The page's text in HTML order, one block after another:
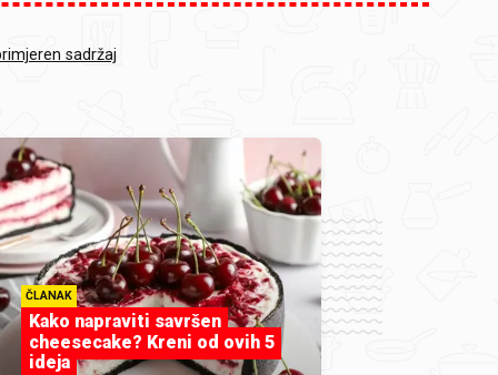
sadržaj
ČLANAK
Kako napraviti savršen
cheesecake? Kreni od ovih 5
ideja